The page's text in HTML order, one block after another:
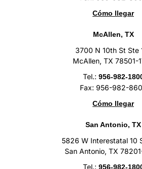
Cómo llegar
McAllen, TX
3700 N 10th St Ste
McAllen, TX 78501-
Tel.: 956-982-
Fax: 956-982-
Cómo llegar
San Antonio, TX
5826 W Interestatal 10
San Antonio, TX
Tel.: 956-982-